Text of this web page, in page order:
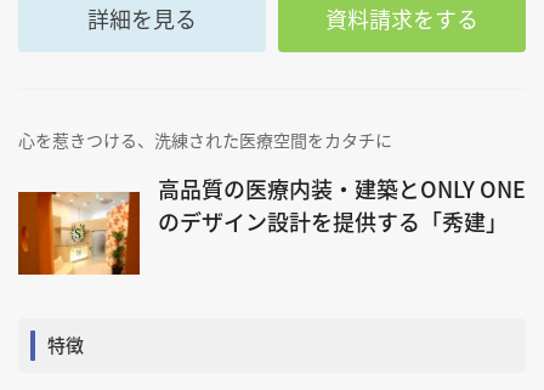
詳細を見る 資料請求をする
心を惹きつける、洗練された医療空間をカタチに
高品質の医療内装・建築とONLY ONE
のデザイン設計を提供する「秀建」
特徴